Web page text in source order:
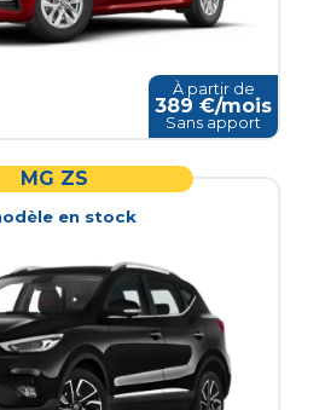
À partir de
389 €/mois
Sans apport
MG ZS
en stock